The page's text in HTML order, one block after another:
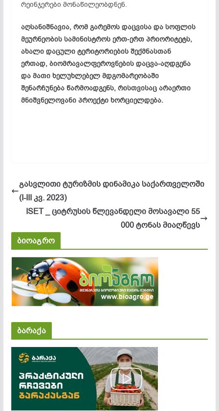
რეინჯერები მონაწილეობდნენ.
აღსანიშნავია, რომ გარემოს დაცვისა და სოფლის
მეურნეობის სამინისტროს ერთ-ერთ პრიორიტეტს,
ახალი დაცული ტერიტორიების შექმნასთან
ერთად, ბიომრავალფეროვნების დაცვა-აღდგენა
და მათი ხელუხლებელ მდგომარეობაში
შენარჩუნება წარმოადგენს, რისთვისაც არაერთი
მნიშვნელოვანი პროექტი ხორციელდება.
გასვლითი ტურიზმის დინამიკა საქართველოში
(I-III კვ. 2023)
ISET _ ციტრუსის წლევანდელი მოსავალი 55
000 ტონას მიაღწევს
ბიოაგრო
ბარაქა